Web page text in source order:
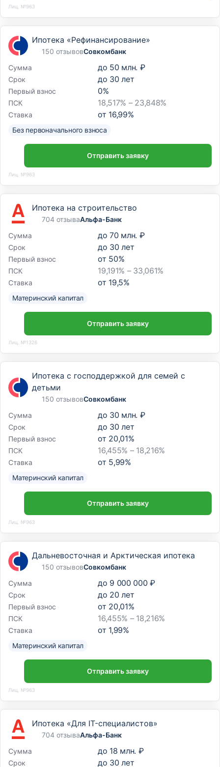
Лиц. №963
Ипотека «Рефинансирование»
150 отзывовСовкомбанк
Сумма
до 50 млн. ₽
Срок до 30 лет
Первый взнос 0%
ПСК 18,517% – 23,848%
Ставка от 16,99%
Без первоначального взноса
Отправить заявку
Лиц. №963
Ипотека на строительство
704 отзываАльфа-Банк
Сумма
до70 млн. ₽
Срок до 30 лет
Первый взнос от 50%
ПСК 19,191% – 33,061%
Ставка от 19,5%
Материнский капитал
Отправить заявку
Лиц. №1326
Ипотека с господдержкой для семей с
детьми
150 отзывовСовкомбанк
Сумма
до 30 млн. ₽
Срок до 30 лет
Первый взнос от 20,01%
ПСК 16,455% – 18,216%
Ставка от 5,99%
Материнский капитал
Отправить заявку
Лиц. №963
Дальневосточная и Арктическая ипотека
150 отзывовСовкомбанк
Сумма
до 9 000 000 ₽
Срок до 20 лет
Первый взнос от 20,01%
ПСК 16,455% – 18,216%
Ставка от 1,99%
Материнский капитал
Отправить заявку
Лиц. №963
Ипотека «Для IT-специалистов»
704 отзываАльфа-Банк
Сумма
до 18 млн. ₽
Срок до 30 лет